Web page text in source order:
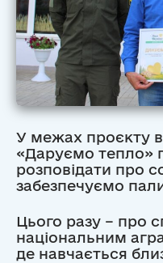
У межах проєкту
«Даруємо тепло»
розповідати про
забезпечуємо
Цього разу – про
національним
де навчається